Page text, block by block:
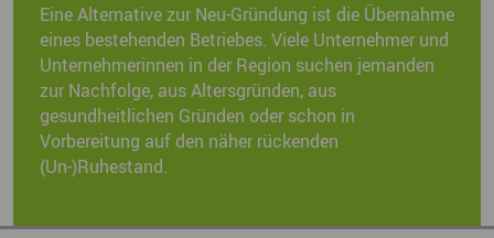
Eine Alternative zur Neu-Gründung ist die Übernahme
eines bestehenden Betriebes. Viele Unternehmer und
Unternehmerinnen in der Region suchen jemanden
zur Nachfolge, aus Altersgründen, aus
gesundheitlichen Gründen oder schon in
Vorbereitung auf den näher rückenden
(Un-)Ruhestand.